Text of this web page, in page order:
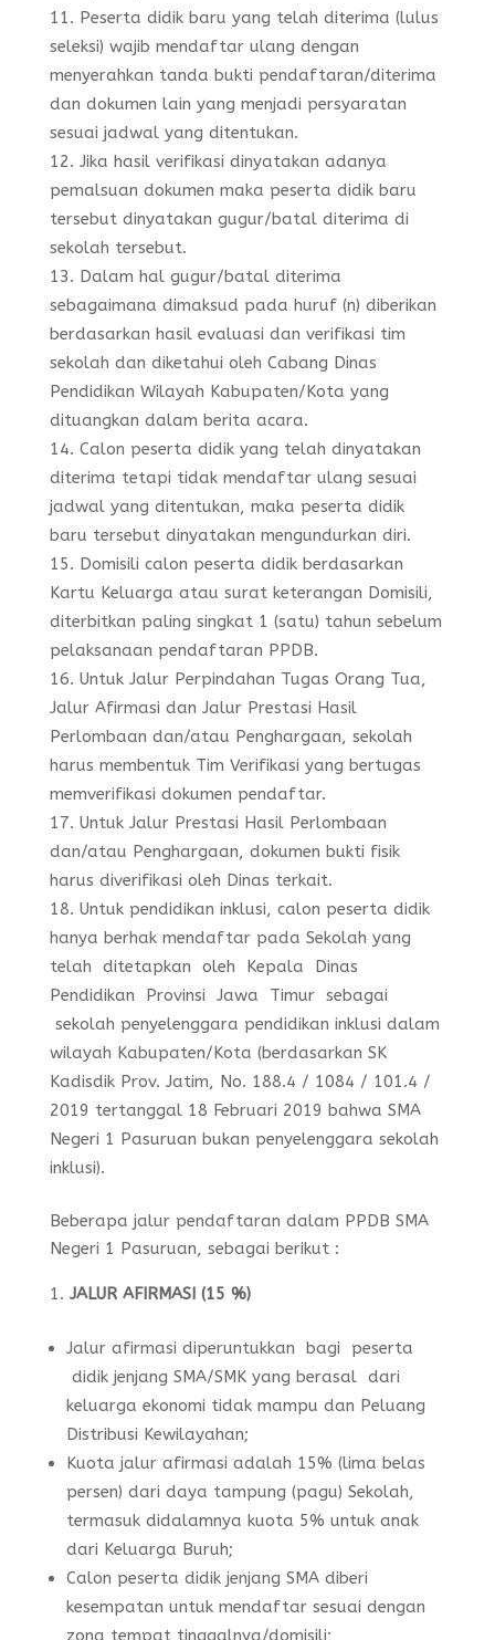
Peserta didik baru yang telah diterima (lulus
seleksi) wajib mendaftar ulang dengan
menyerahkan tanda bukti pendaftaran/diterima
dan dokumen lain yang menjadi persyaratan
sesuai jadwal yang ditentukan.
Jika hasil verifikasi dinyatakan adanya
pemalsuan dokumen maka peserta didik baru
tersebut dinyatakan gugur/batal diterima di
sekolah tersebut.
Dalam hal gugur/batal diterima
sebagaimana dimaksud pada huruf (n) diberikan
berdasarkan hasil evaluasi dan verifikasi tim
sekolah dan diketahui oleh Cabang Dinas
Pendidikan Wilayah Kabupaten/Kota yang
dituangkan dalam berita acara.
Calon peserta didik yang telah dinyatakan
diterima tetapi tidak mendaftar ulang sesuai
jadwal yang ditentukan, maka peserta didik
baru tersebut dinyatakan mengundurkan diri.
Domisili calon peserta didik berdasarkan
Kartu Keluarga atau surat keterangan Domisili,
diterbitkan paling singkat 1 (satu) tahun sebelum
pelaksanaan pendaftaran PPDB.
Untuk Jalur Perpindahan Tugas Orang Tua,
Jalur Afirmasi dan Jalur Prestasi Hasil
Perlombaan dan/atau Penghargaan, sekolah
harus membentuk Tim Verifikasi yang bertugas
memverifikasi dokumen pendaftar.
Untuk Jalur Prestasi Hasil Perlombaan
dan/atau Penghargaan, dokumen bukti fisik
harus diverifikasi oleh Dinas terkait.
Untuk pendidikan inklusi, calon peserta didik
hanya berhak mendaftar pada Sekolah yang
telah ditetapkan oleh Kepala Dinas
Pendidikan Provinsi Jawa Timur sebagai
sekolah penyelenggara pendidikan inklusi dalam
wilayah Kabupaten/Kota (berdasarkan SK
Kadisdik Prov. Jatim, No. 188.4 / 1084 / 101.4 /
2019 tertanggal 18 Februari 2019 bahwa SMA
Negeri 1 Pasuruan bukan penyelenggara sekolah
inklusi).
Beberapa jalur pendaftaran dalam PPDB SMA
Negeri 1 Pasuruan, sebagai berikut :
JALUR AFIRMASI (15 %)
Jalur afirmasi diperuntukkan bagi peserta
didik jenjang SMA/SMK yang berasal dari
keluarga ekonomi tidak mampu dan Peluang
Distribusi Kewilayahan;
Kuota jalur afirmasi adalah 15% (lima belas
persen) dari daya tampung (pagu) Sekolah,
termasuk didalamnya kuota 5% untuk anak
dari Keluarga Buruh;
Calon peserta didik jenjang SMA diberi
kesempatan untuk mendaftar sesuai dengan
zona tempat tinggalnya/domisili;